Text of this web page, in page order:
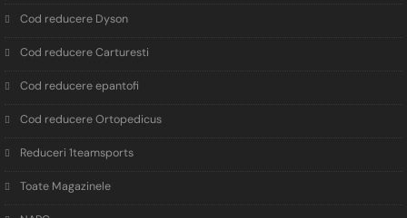
Cod reducere Dyson
Cod reducere Carturesti
Cod reducere epantofi
Cod reducere Ortopedicus
Reduceri 1teamsports
Toate Magazinele